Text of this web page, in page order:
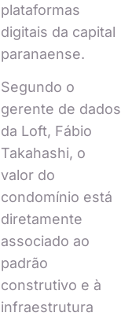
plataformas
digitais da capital
paranaense.
Segundo o
gerente de dados
da Loft, Fábio
Takahashi, o
valor do
condomínio está
diretamente
associado ao
padrão
construtivo e à
infraestrutura